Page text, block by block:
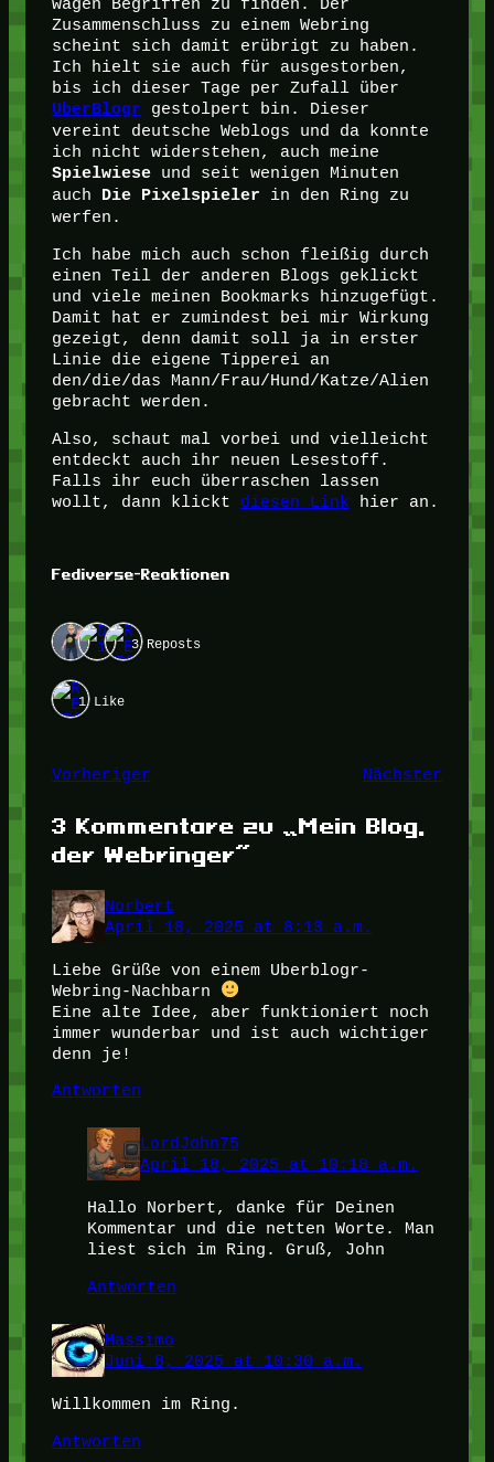
wagen Begriffen zu finden. Der
Zusammenschluss zu einem Webring
scheint sich damit erübrigt zu haben.
Ich hielt sie auch für ausgestorben,
bis ich dieser Tage per Zufall über
UberBlogr gestolpert bin. Dieser
vereint deutsche Weblogs und da konnte
ich nicht widerstehen, auch meine
Spielwieseund seit wenigen Minuten
auch Die Pixelspieler in den Ring zu
werfen.
Ich habe mich auch schon fleißig durch
einen Teil der anderen Blogs geklickt
und viele meinen Bookmarks hinzugefügt.
Damit hat er zumindest bei mir Wirkung
gezeigt, denn damit soll ja in erster
Linie die eigene Tipperei an
den/die/das Mann/Frau/Hund/Katze/Alien
gebracht werden.
Also, schaut mal vorbei und vielleicht
entdeckt auch ihr neuen Lesestoff.
Falls ihr euch überraschen lassen
wollt, dann klickt diesen Link hier an.
Fediverse-Reaktionen
3 Reposts
1 Like
Vorheriger Nächster
3 Kommentare zu „Mein Blog,
der Webringer“
Norbert
April 18, 2025 at 8:13 a.m.
Liebe Grüße von einem Uberblogr-
Webring-Nachbarn
Eine alte Idee, aber funktioniert noch
immer wunderbar und ist auch wichtiger
denn je!
Antworten
LordJohn75
April 18, 2025 at 10:18 a.m.
Hallo Norbert, danke für Deinen
Kommentar und die netten Worte. Man
liest sich im Ring. Gruß, John
Antworten
Massimo
Juni 8, 2025 at 10:30 a.m.
Willkommen im Ring.
Antworten